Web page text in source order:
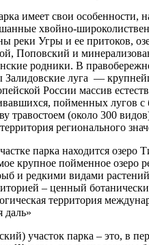
имеет свои особенности,
хвойно-
реки Угры и ее притоков,
Поповский и
родники. В
Залидовские луга —
России массив
пойменных лугов
травостоем (около 300
регионального
парка находится озеро
крупное пойменное озеро
и редкими видами
– ценный
территория
даль»
участок парка – это, в